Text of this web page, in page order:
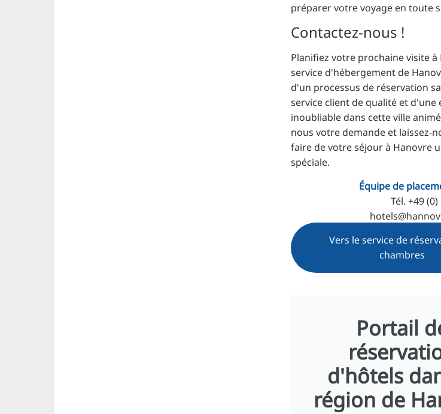
préparer votre voyage en toute
Contactez-nous !
Planifiez votre prochaine visite à
service d'hébergement de
d'un processus de réservation
service client de qualité et d'une
inoubliable dans cette ville
nous votre demande et laissez-
faire de votre séjour à Hanovre
spéciale.
Équipe de
Tél. +49
Vers le service de
chambres
Portail
d'hôtels
région de